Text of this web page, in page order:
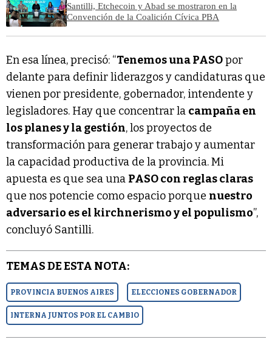
Santilli, Etchecoin y Abad se mostraron en la
Convención de la Coalición Cívica PBA
En esa línea, precisó: “Tenemos una PASOpor
delante para definir liderazgos y candidaturas que
vienen por presidente, gobernador, intendente y
legisladores. Hay que concentrar la campaña en
los planes y la gestión, los proyectos de
transformación para generar trabajo y aumentar
la capacidad productiva de la provincia. Mi
apuesta es que sea una PASO con reglas claras
que nos potencie como espacio porque nuestro
adversario es el kirchnerismo y el populismo”,
concluyó Santilli.
TEMAS DE ESTA NOTA:
PROVINCIA BUENOS AIRES ELECCIONES GOBERNADOR
INTERNA JUNTOS POR EL CAMBIO